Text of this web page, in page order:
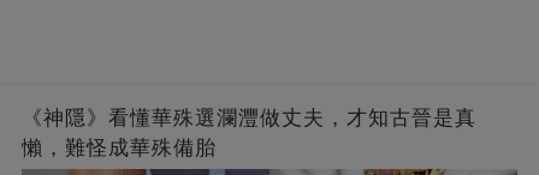
《神隱》看懂華殊選瀾灃做丈夫，才知古晉是真
懶，難怪成華殊備胎